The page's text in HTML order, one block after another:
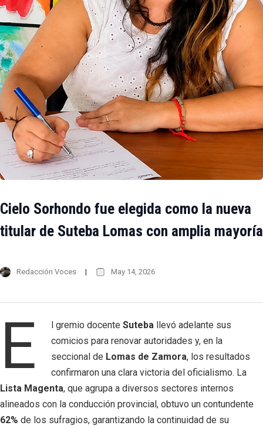
Cielo Sorhondo fue elegida como la nueva
titular de Suteba Lomas con amplia mayoría
Redacción Voces May 14, 2026
E l gremio docente Suteba llevó adelante sus
comicios para renovar autoridades y, en la
seccional de Lomas de Zamora, los resultados
confirmaron una clara victoria del oficialismo. La
Lista Magenta, que agrupa a diversos sectores internos
alineados con la conducción provincial, obtuvo un contundente
62% de los sufragios, garantizando la continuidad de su